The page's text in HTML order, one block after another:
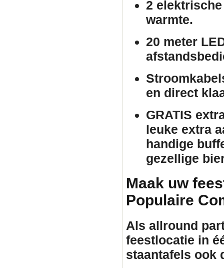
2
warmte.
20 meter
en direct
GRATIS
leuke extra
handige
gezellige
Maak uw
Populaire
Als allround
feestlocatie in
staantafels ook